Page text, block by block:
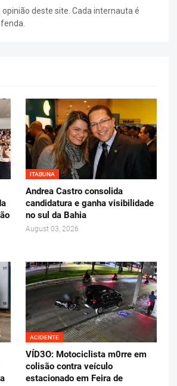
deste site. Cada internauta é
ITABUNA
Andrea Castro consolida
candidatura e ganha visibilidade
no sul da Bahia
August 03, 2026
ACIDENTE
VÍD3O: Motociclista m0rre em
colisão contra veículo
estacionado em Feira de